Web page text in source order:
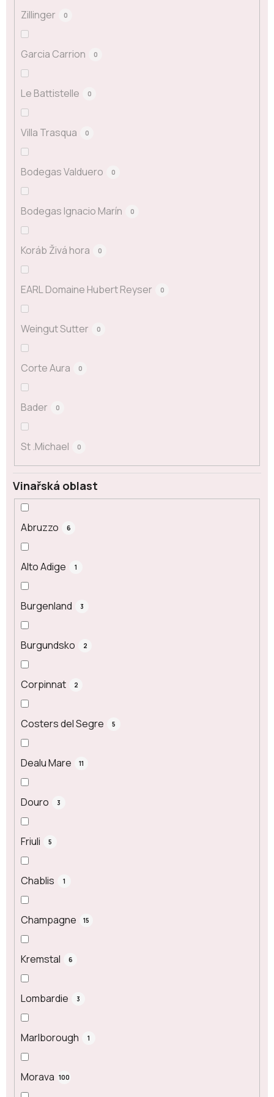
Zillinger 0
Garcia Carrion 0
Le Battistelle 0
Villa Trasqua 0
Bodegas Valduero 0
Bodegas Ignacio Marín 0
Koráb Živá hora 0
EARL Domaine Hubert Reyser 0
Weingut Sutter 0
Corte Aura 0
Bader 0
St .Michael 0
Vinařská oblast
Abruzzo 6
Alto Adige 1
Burgenland 3
Burgundsko 2
Corpinnat 2
Costers del Segre 5
Dealu Mare 11
Douro 3
Friuli 5
Chablis 1
Champagne 15
Kremstal 6
Lombardie 3
Marlborough 1
Morava 100